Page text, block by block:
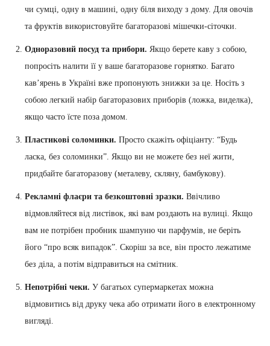
чи сумці, одну в машині, одну біля виходу з дому. Для овочів
та фруктів використовуйте багаторазові мішечки-сіточки.
Одноразовий посуд та прибори. Якщо берете каву з собою,
попросіть налити її у ваше багаторазове горнятко. Багато
кав’ярень в Україні вже пропонують знижки за це. Носіть з
собою легкий набір багаторазових приборів (ложка, виделка),
якщо часто їсте поза домом.
Пластикові соломинки. Просто скажіть офіціанту: “Будь
ласка, без соломинки”. Якщо ви не можете без неї жити,
придбайте багаторазову (металеву, скляну, бамбукову).
Рекламні флаєри та безкоштовні зразки. Ввічливо
відмовляйтеся від листівок, які вам роздають на вулиці. Якщо
вам не потрібен пробник шампуню чи парфумів, не беріть
його “про всяк випадок”. Скоріш за все, він просто лежатиме
без діла, а потім відправиться на смітник.
Непотрібні чеки. У багатьох супермаркетах можна
відмовитись від друку чека або отримати його в електронному
вигляді.